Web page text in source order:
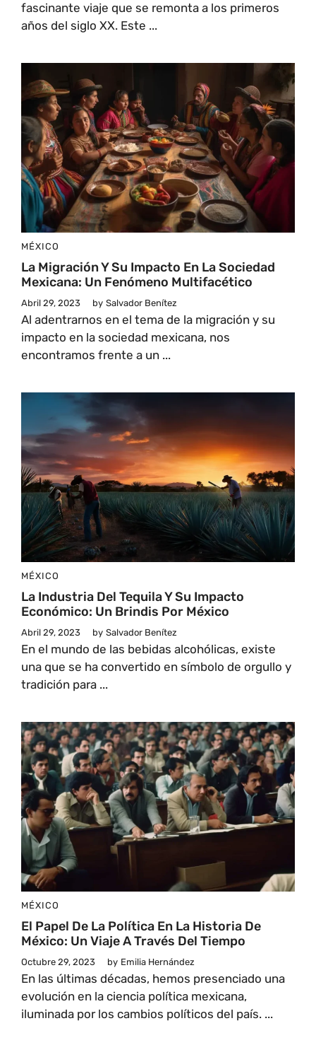
fascinante viaje que se remonta a los primeros
años del siglo XX. Este ...
MÉXICO
La Migración Y Su Impacto En La Sociedad
Mexicana: Un Fenómeno Multifacético
Abril 29, 2023 by Salvador Benítez
Al adentrarnos en el tema de la migración y su
impacto en la sociedad mexicana, nos
encontramos frente a un ...
MÉXICO
La Industria Del Tequila Y Su Impacto
Económico: Un Brindis Por México
Abril 29, 2023 by Salvador Benítez
En el mundo de las bebidas alcohólicas, existe
una que se ha convertido en símbolo de orgullo y
tradición para ...
MÉXICO
El Papel De La Política En La Historia De
México: Un Viaje A Través Del Tiempo
Octubre 29, 2023 by Emilia Hernández
En las últimas décadas, hemos presenciado una
evolución en la ciencia política mexicana,
iluminada por los cambios políticos del país. ...